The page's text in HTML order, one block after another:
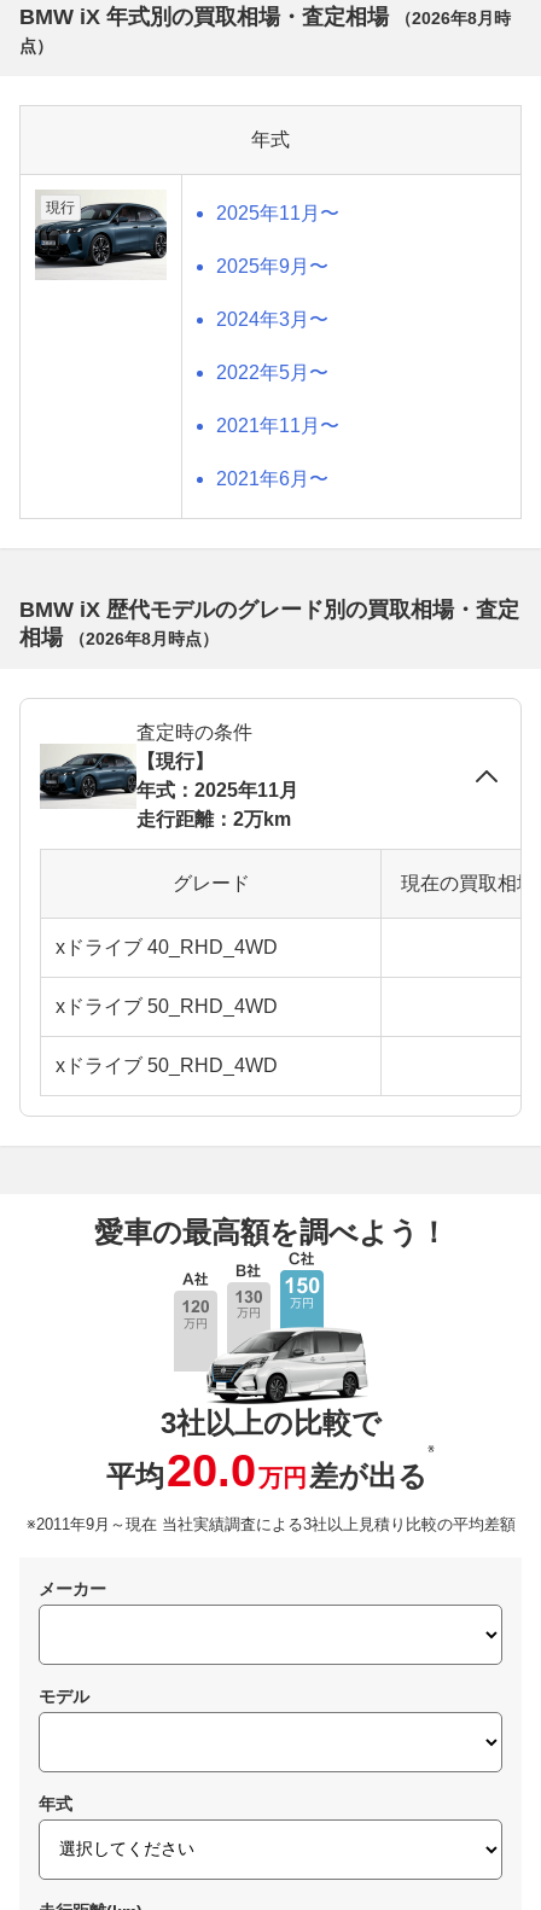
BMW iX 年式別の買取相場・査定相場 （2026年8月 時
点）
年式
現行 2025年11月〜
2025年9月〜
2024年3月〜
2022年5月〜
2021年11月〜
2021年6月〜
BMW iX 歴代モデルのグレード別の買取相場・査定
相場
（2026年8月 時点）
査定時の条件
【現行】
年式：2025年11月
走行距離：2万km
グレード 現在の買取相
xドライブ 40_RHD_4WD
xドライブ 50_RHD_4WD
xドライブ 50_RHD_4WD
愛車の最高額を調べよう！
3社以上の比較で
平均20.0万円 差が出る
※
※2011年9月～現在 当社実績調査による3社以上見積り比較の平均差額
メーカー
モデル
年式